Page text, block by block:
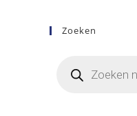
Zoeken
zoeken